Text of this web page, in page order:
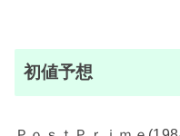
初値予想